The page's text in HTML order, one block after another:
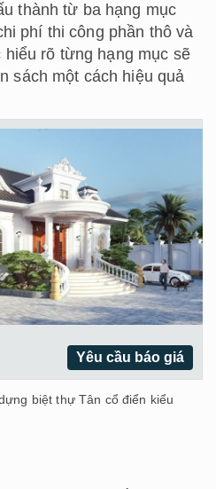
thành từ ba hạng mục
phí thi công phần thô và
rõ từng hạng mục sẽ
sách một cách hiệu quả
Yêu cầu báo giá
biệt thự Tân cổ điển kiểu